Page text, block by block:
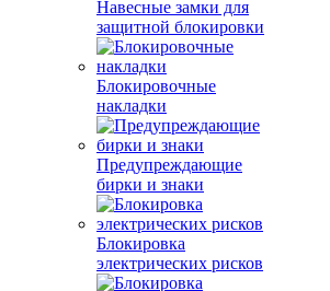
Навесные замки для
защитной блокировки
Блокировочные
накладки
Предупреждающие
бирки и знаки
Блокировка
электрических рисков